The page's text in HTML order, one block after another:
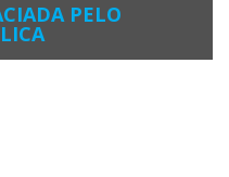
PELO
com o grau Oficial da